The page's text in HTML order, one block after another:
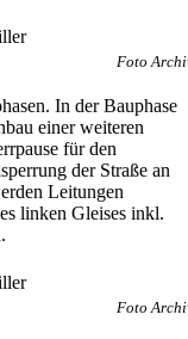
Foto
In der Bauphase
einer weiteren
für den
der Straße an
Leitungen
linken Gleises inkl.
Foto